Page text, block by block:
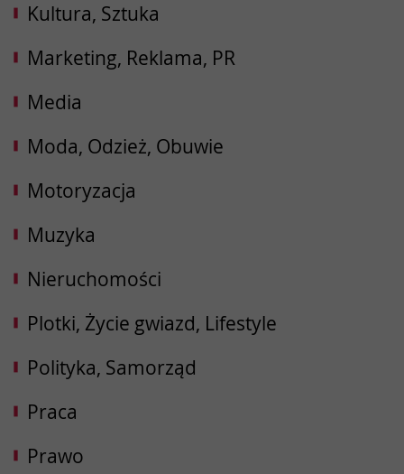
Kultura, Sztuka
Marketing, Reklama, PR
Media
Moda, Odzież, Obuwie
Motoryzacja
Muzyka
Nieruchomości
Plotki, Życie gwiazd, Lifestyle
Polityka, Samorząd
Praca
Prawo